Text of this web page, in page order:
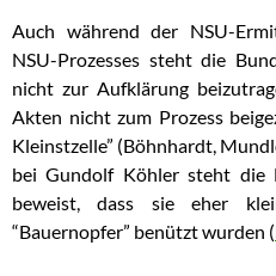
Auch während der NSU-
NSU-Prozesses steht die
nicht zur Aufklärung
Akten nicht zum Prozess
Kleinstzelle” (Böhnhardt,
bei Gundolf Köhler steht die
beweist, dass sie eher
“Bauernopfer” benützt wurden (